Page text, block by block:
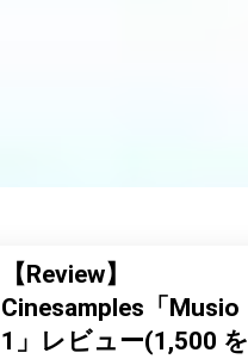
【Review】
Cinesamples「Musio
1」レビュー(1,500 を